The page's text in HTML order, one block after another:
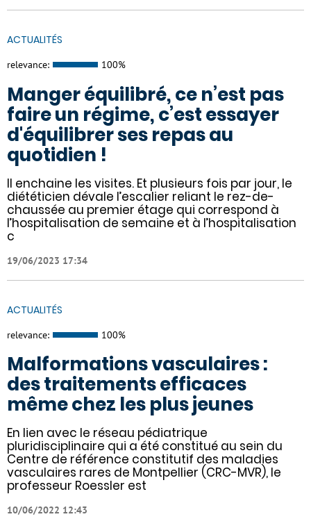
ACTUALITÉS
relevance: 100%
Manger équilibré, ce n’est pas
faire un régime, c’est essayer
d'équilibrer ses repas au
quotidien !
Il enchaine les visites. Et plusieurs fois par jour, le
diététicien dévale l’escalier reliant le rez-de-
chaussée au premier étage qui correspond à
l’hospitalisation de semaine et à l’hospitalisation
c
19/06/2023 17:34
ACTUALITÉS
relevance: 100%
Malformations vasculaires :
des traitements efficaces
même chez les plus jeunes
En lien avec le réseau pédiatrique
pluridisciplinaire qui a été constitué au sein du
Centre de référence constitutif des maladies
vasculaires rares de Montpellier (CRC-MVR), le
professeur Roessler est
10/06/2022 12:43